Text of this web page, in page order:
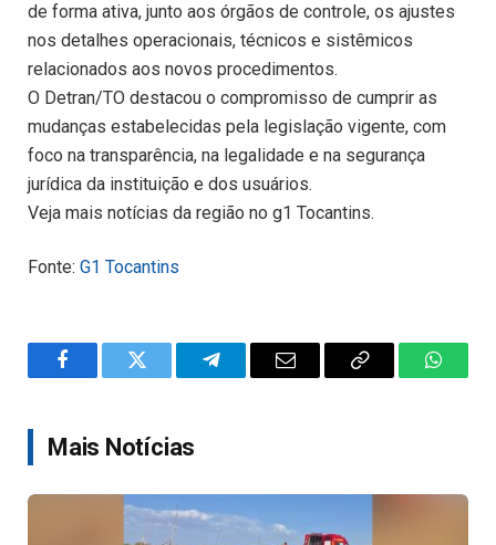
de forma ativa, junto aos órgãos de controle, os ajustes
nos detalhes operacionais, técnicos e sistêmicos
relacionados aos novos procedimentos.
O Detran/TO destacou o compromisso de cumprir as
mudanças estabelecidas pela legislação vigente, com
foco na transparência, na legalidade e na segurança
jurídica da instituição e dos usuários.
Veja mais notícias da região no g1 Tocantins.
Fonte: G1 Tocantins
FacebookTwitter TelegramEmail
Copy
Mais Notícias